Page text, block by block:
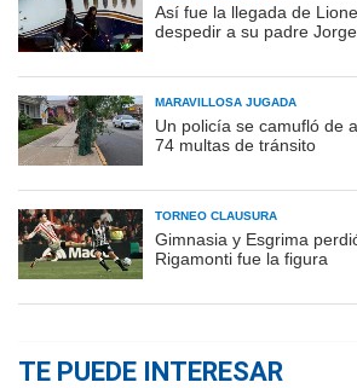
Así fue la llegada de
despedir a su padre
MARAVILLOSA JUGADA
Un policía se camufló de
74 multas de tránsito
TORNEO CLAUSURA
Gimnasia y Esgrima
Rigamonti fue la figura
TE PUEDE INTERESAR